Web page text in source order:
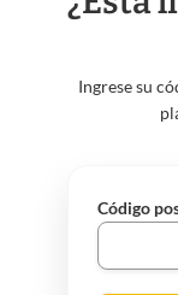
Ingrese su
Código